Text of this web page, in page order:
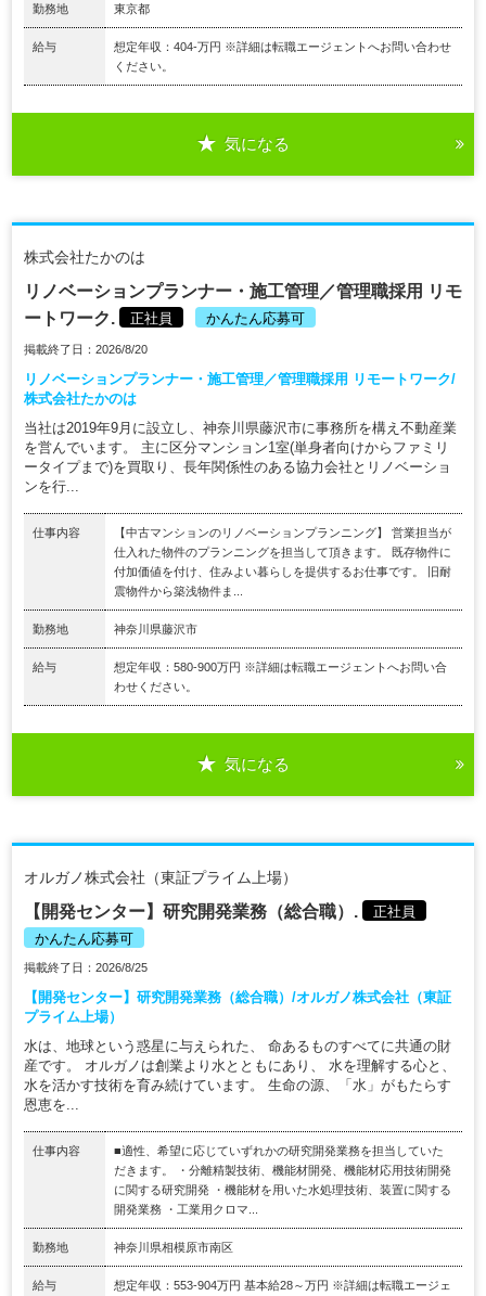
勤務地 東京都
給与
想定年収：404-万円 ※詳細は転職エージェントへお問い合わせ
ください。
気になる
株式会社たかのは
リノベーションプランナー・施工管理／管理職採用 リモ
ートワーク.
正社員 かんたん応募可
掲載終了日：2026/8/20
リノベーションプランナー・施工管理／管理職採用 リモートワーク/
株式会社たかのは
当社は2019年9月に設立し、神奈川県藤沢市に事務所を構え不動産業
を営んでいます。 主に区分マンション1室(単身者向けからファミリ
ータイプまで)を買取り、長年関係性のある協力会社とリノベーショ
ンを行...
仕事内容
【中古マンションのリノベーションプランニング】 営業担当が
仕入れた物件のプランニングを担当して頂きます。 既存物件に
付加価値を付け、住みよい暮らしを提供するお仕事です。 旧耐
震物件から築浅物件ま...
勤務地 神奈川県藤沢市
給与
想定年収：580-900万円 ※詳細は転職エージェントへお問い合
わせください。
気になる
オルガノ株式会社（東証プライム上場）
【開発センター】研究開発業務（総合職）.
正社員
かんたん応募可
掲載終了日：2026/8/25
【開発センター】研究開発業務（総合職）/オルガノ株式会社（東証
プライム上場）
水は、地球という惑星に与えられた、 命あるものすべてに共通の財
産です。 オルガノは創業より水とともにあり、 水を理解する心と、
水を活かす技術を育み続けています。 生命の源、「水」がもたらす
恩恵を...
仕事内容
■適性、希望に応じていずれかの研究開発業務を担当していた
だきます。 ・分離精製技術、機能材開発、機能材応用技術開発
に関する研究開発 ・機能材を用いた水処理技術、装置に関する
開発業務 ・工業用クロマ...
勤務地 神奈川県相模原市南区
給与
想定年収：553-904万円 基本給28～万円 ※詳細は転職エージェ